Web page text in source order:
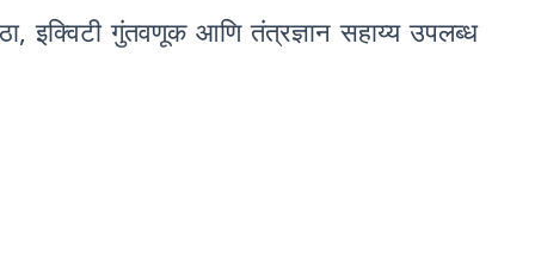
इक्विटी गुंतवणूक आणि तंत्रज्ञान सहाय्य उपलब्ध